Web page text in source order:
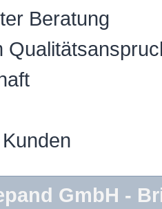
Beratung
GmbH -